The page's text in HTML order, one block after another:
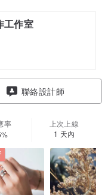
作室
聯絡設計師
率
上次上線
1 天內